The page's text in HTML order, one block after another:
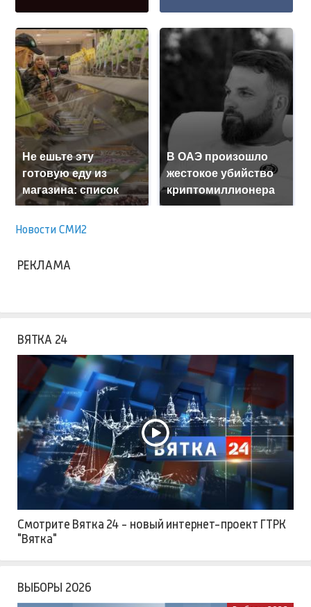
Не ешьте эту
готовую еду из
магазина: список
В ОАЭ произошло
жестокое убийство
криптомиллионера
Новости СМИ2
РЕКЛАМА
ВЯТКА 24
Смотрите Вятка 24 - новый интернет-проект ГТРК
"Вятка"
ВЫБОРЫ 2026